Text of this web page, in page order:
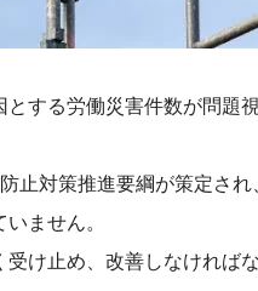
とする労働災害件数が問題
止対策推進要綱が策定され
ません。
け止め、改善しなければな